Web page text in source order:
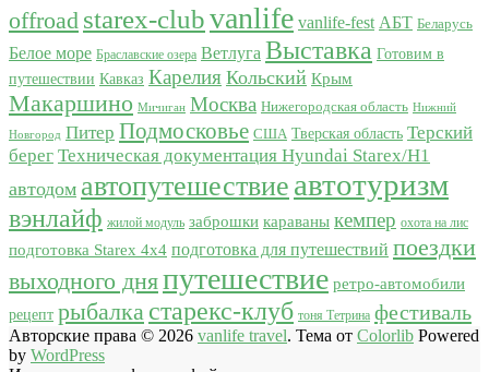
offroad starex-clubvanlife vanlife-fest АБТ Беларусь
Белое море Браславские озера Ветлуга Выставка Готовим в
путешествии Кавказ Карелия Кольский Крым
Макаршино Мичиган Москва Нижегородская область Нижний
Новгород Питер Подмосковье США Тверская область Терский
берег Техническая документация Hyundai Starex/H1
автодом автопутешествие автотуризм
вэнлайф жилой модуль заброшки караваны кемпер охота на лис
подготовка Starex 4x4 подготовка для путешествий поездки
выходного дняпутешествие ретро-автомобили
рецепт рыбалка старекс-клуб тоня Тетрина фестиваль
Авторские права © 2026 vanlife travel. Тема от Colorlib Powered
by WordPress